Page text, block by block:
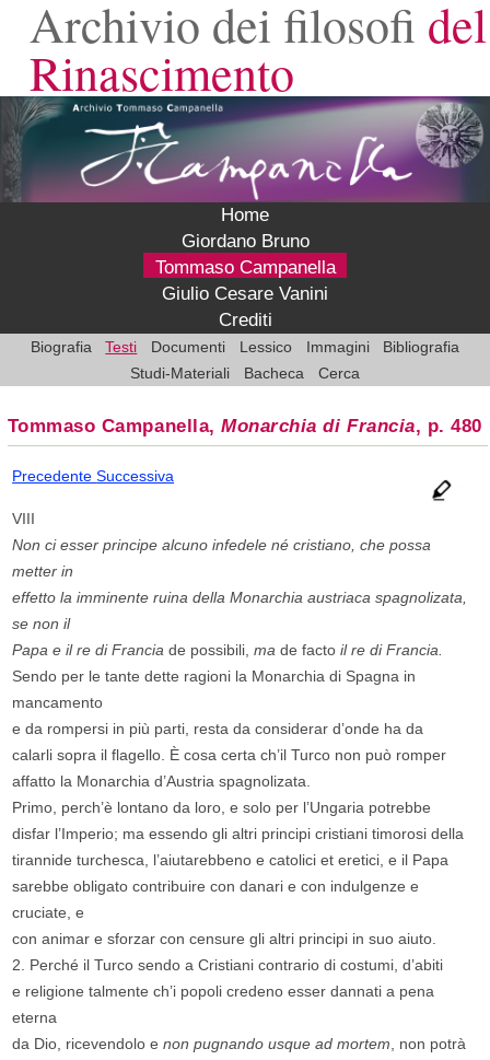
Archivio dei filosofi del
Rinascimento
Home
Giordano Bruno
Tommaso Campanella
Giulio Cesare Vanini
Crediti
Biografia Testi Documenti Lessico Immagini
Bibliografia
Studi-Materiali
Bacheca Cerca
Tommaso Campanella,Monarchia di Francia, p. 480
PrecedenteSuccessiva
VIII
Non ci esser principe alcuno infedele né cristiano, che possa
metter in
effetto la imminente ruina della Monarchia austriaca spagnolizata,
se non il
Papa e il re di Franciade possibili, made facto il re di Francia.
Sendo per le tante dette ragioni la Monarchia di Spagna in
mancamento
e da rompersi in più parti, resta da considerar d’onde ha da
calarli sopra il flagello. È cosa certa ch’il Turco non può romper
affatto la Monarchia d’Austria spagnolizata.
Primo, perch’è lontano da loro, e solo per l’Ungaria potrebbe
disfar l’Imperio; ma essendo gli altri principi cristiani timorosi della
tirannide turchesca, l’aiutarebbeno e catolici et eretici, e il Papa
sarebbe obligato contribuire con danari e con indulgenze e
cruciate, e
con animar e sforzar con censure gli altri principi in suo aiuto.
2. Perché il Turco sendo a Cristiani contrario di costumi, d’abiti
e religione talmente ch’i popoli credeno esser dannati a pena
eterna
da Dio, ricevendolo enon pugnando usque ad mortem, non potrà